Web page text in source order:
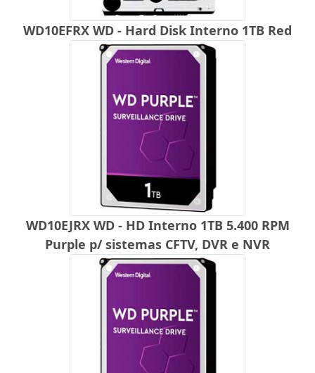
WD10EFRX WD - Hard Disk Interno 1TB Red
WD10EJRX WD - HD Interno 1TB 5.400 RPM
Purple p/ sistemas CFTV, DVR e NVR